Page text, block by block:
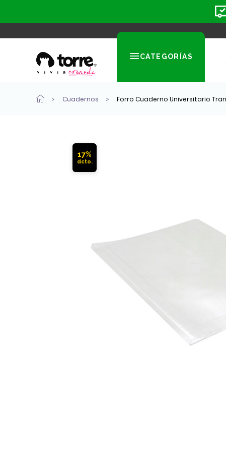
CATEGORÍAS
Cuadernos Forro Cuaderno Universitario
17%